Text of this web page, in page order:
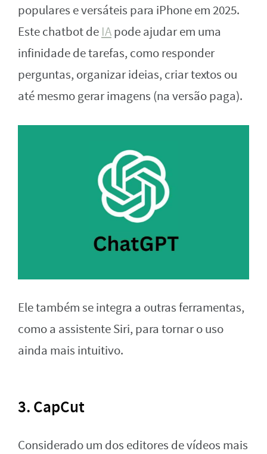
populares e versáteis para iPhone em 2025.
Este chatbot de IApode ajudar em uma
infinidade de tarefas, como responder
perguntas, organizar ideias, criar textos ou
até mesmo gerar imagens (na versão paga).
Ele também se integra a outras ferramentas,
como a assistente Siri, para tornar o uso
ainda mais intuitivo.
3. CapCut
Considerado um dos editores de vídeos mais